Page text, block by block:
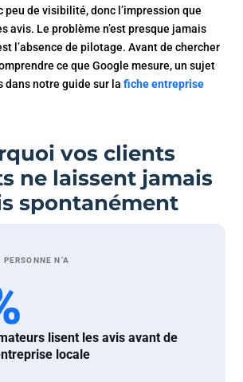
peu de visibilité, donc l’impression que
avis. Le problème n’est presque jamais
l’absence de pilotage. Avant de chercher
ce que Google mesure, un sujet
dans notre guide sur lafiche entreprise
vos clients
ne laissent jamais
spontanément
N’A
lisent les avis avant de
locale